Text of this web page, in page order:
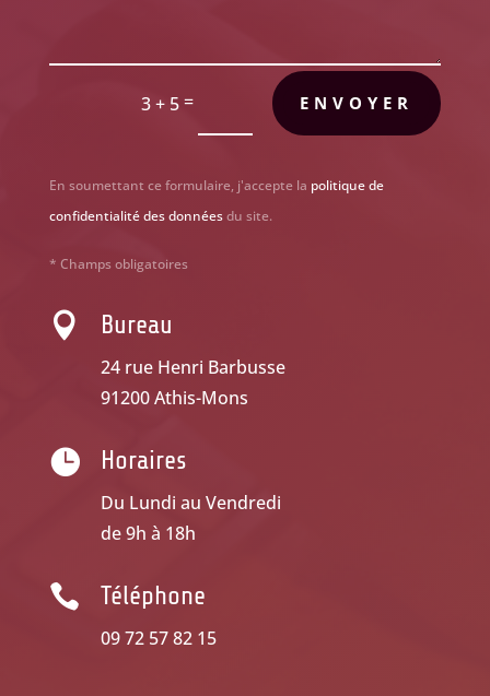
3 + 5= ENVOYER
En soumettant ce formulaire, j'accepte la politique de
confidentialité des donnéesdu site.
* Champs obligatoires
 Bureau
24 rue Henri Barbusse
91200 Athis-Mons
 Horaires
Du Lundi au Vendredi
de 9h à 18h
 Téléphone
09 72 57 82 15